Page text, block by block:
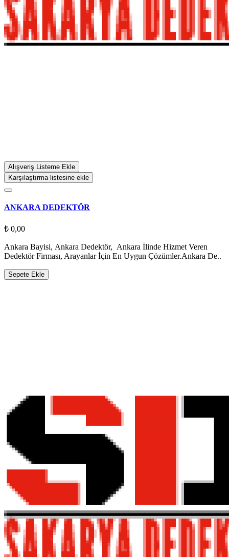
Alışveriş Listeme Ekle
Karşılaştırma listesine ekle
ANKARA DEDEKTÖR
₺ 0,00
Ankara Bayisi, Ankara Dedektör, Ankara İlinde Hizmet Veren
Dedektör Firması, Arayanlar İçin En Uygun Çözümler.Ankara De..
Sepete Ekle